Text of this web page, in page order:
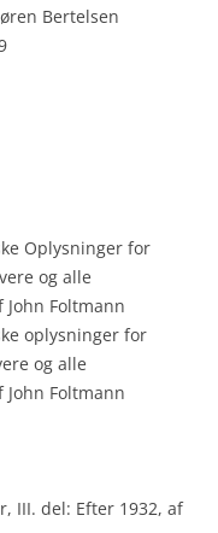
Bertelsen
Oplysninger for
og alle
Foltmann
oplysninger for
og alle
Foltmann
III. del: Efter 1932, af